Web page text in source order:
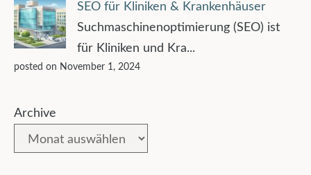
SEO für Kliniken & Krankenhäuser
Suchmaschinenoptimierung (SEO) ist
für Kliniken und Kra...
posted on November 1, 2024
Archive